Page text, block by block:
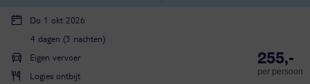
Do 1 okt 2026
4 dagen (3 nachten)
Eigen vervoer
Logies ontbijt
255,-
per persoon